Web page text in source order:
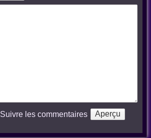
Suivre les commentaires